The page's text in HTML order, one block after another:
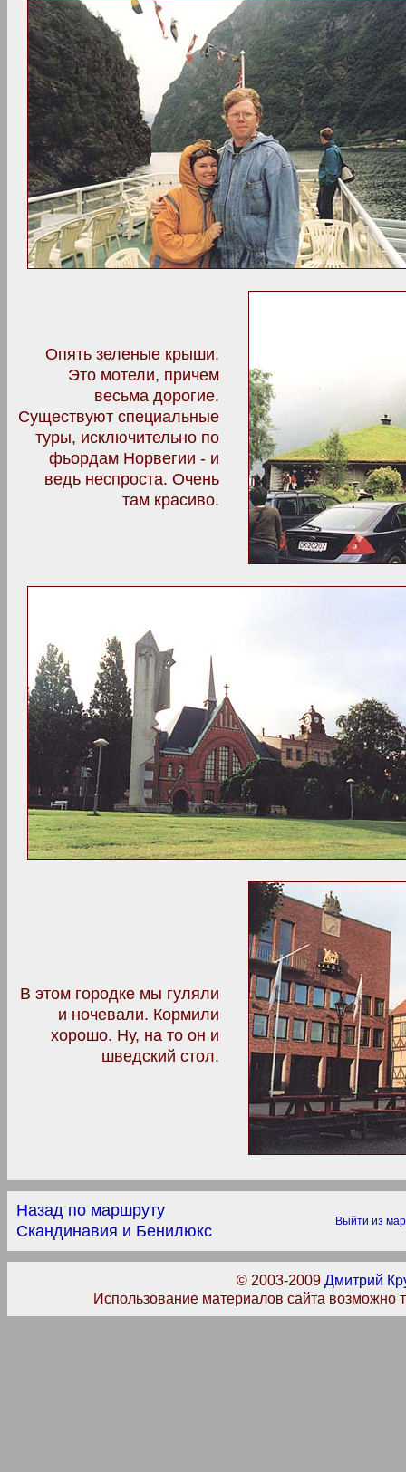
Опять зеленые крыши.
Это мотели, причем
весьма дорогие.
Существуют специальные
туры, исключительно по
фьордам Норвегии - и
ведь неспроста. Очень
там красиво.
В этом городке мы гуляли
и ночевали. Кормили
хорошо. Ну, на то он и
шведский стол.
Назад по маршруту
Скандинавия и Бенилюкс
Выйти из
© 2003-2009 Дмитрий
Использование материалов сайта возможно